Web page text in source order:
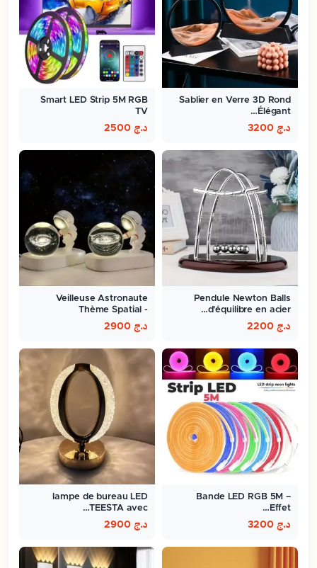
Sablier en Verre 3D Rond
Élégant…
د.ج
Smart LED Strip 5M RGB
TV
د.ج
Pendule Newton Balls
d'équilibre en acier…
د.ج
Veilleuse Astronaute
Thème Spatial -
ambiance…
د.ج
Bande LED RGB 5M –
Effet…
د.ج
lampe de bureau LED
TEESTA avec…
د.ج